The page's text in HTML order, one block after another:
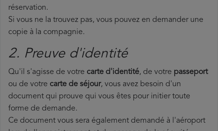
réservation.
Si vous ne la trouvez pas, vous pouvez en demander une
copie à la compagnie.
2. Preuve d'identité
Qu'il s'agisse de votre carte d'identité, de votre passeport
ou de votre carte de séjour, vous avez besoin d'un
document qui prouve qui vous êtes pour initier toute
forme de demande.
Ce document vous sera également demandé à l'aéroport